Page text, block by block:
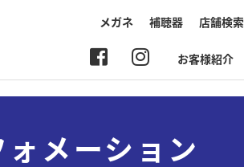
メガネ 補聴器 店舗検索
お客様紹介
ォメーション